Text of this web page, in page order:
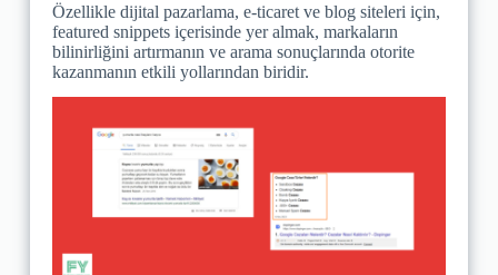
Özellikle dijital pazarlama, e-ticaret ve blog siteleri için,
featured snippets içerisinde yer almak, markaların
bilinirliğini artırmanın ve arama sonuçlarında otorite
kazanmanın etkili yollarından biridir.